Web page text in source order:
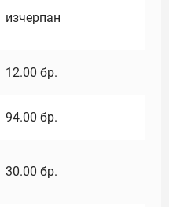
изчерпан
12.00 бр.
94.00 бр.
30.00 бр.